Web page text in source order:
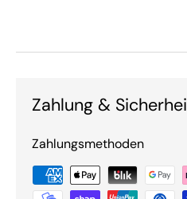
Zahlung &
Zahlungsmethoden